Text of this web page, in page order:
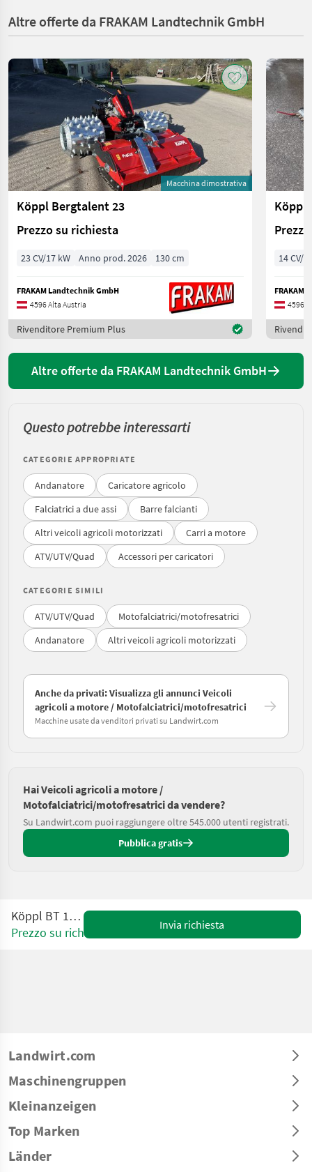
Altre offerte da FRAKAM Landtechnik GmbH
Macchina dimostrativa
Köppl Bergtalent 23
Prezzo su richiesta
23 CV/17 kW Anno prod. 2026 130 cm
FRAKAM Landtechnik GmbH
4596 Alta Austria
Rivenditore Premium Plus
Köppl
14 CV/
FRAKAM
4596
Altre offerte da FRAKAM Landtechnik GmbH
Questo potrebbe interessarti
CATEGORIE APPROPRIATE
Andanatore
Caricatore agricolo
Falciatrici a due assi
Barre falcianti
Altri veicoli agricoli motorizzati
Carri a motore
ATV/UTV/Quad
Accessori per caricatori
CATEGORIE SIMILI
ATV/UTV/Quad
Motofalciatrici/motofresatrici
Andanatore
Altri veicoli agricoli motorizzati
Anche da privati: Visualizza gli annunci Veicoli
agricoli a motore / Motofalciatrici/motofresatrici
Macchine usate da venditori privati su Landwirt.com
Hai Veicoli agricoli a motore /
Motofalciatrici/motofresatrici da vendere?
Su Landwirt.com puoi raggiungere oltre 545.000 utenti registrati.
Pubblica gratis
Köppl BT 18-2
Prezzo su richiesta
Invia richiesta
Landwirt.com
Maschinengruppen
Kleinanzeigen
Top Marken
Länder